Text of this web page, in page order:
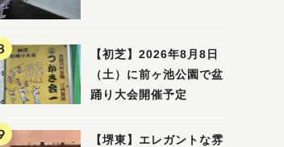
【初芝】2026年8月8日
（土）に前ヶ池公園で盆
踊り大会開催予定
【堺東】エレガントな雰